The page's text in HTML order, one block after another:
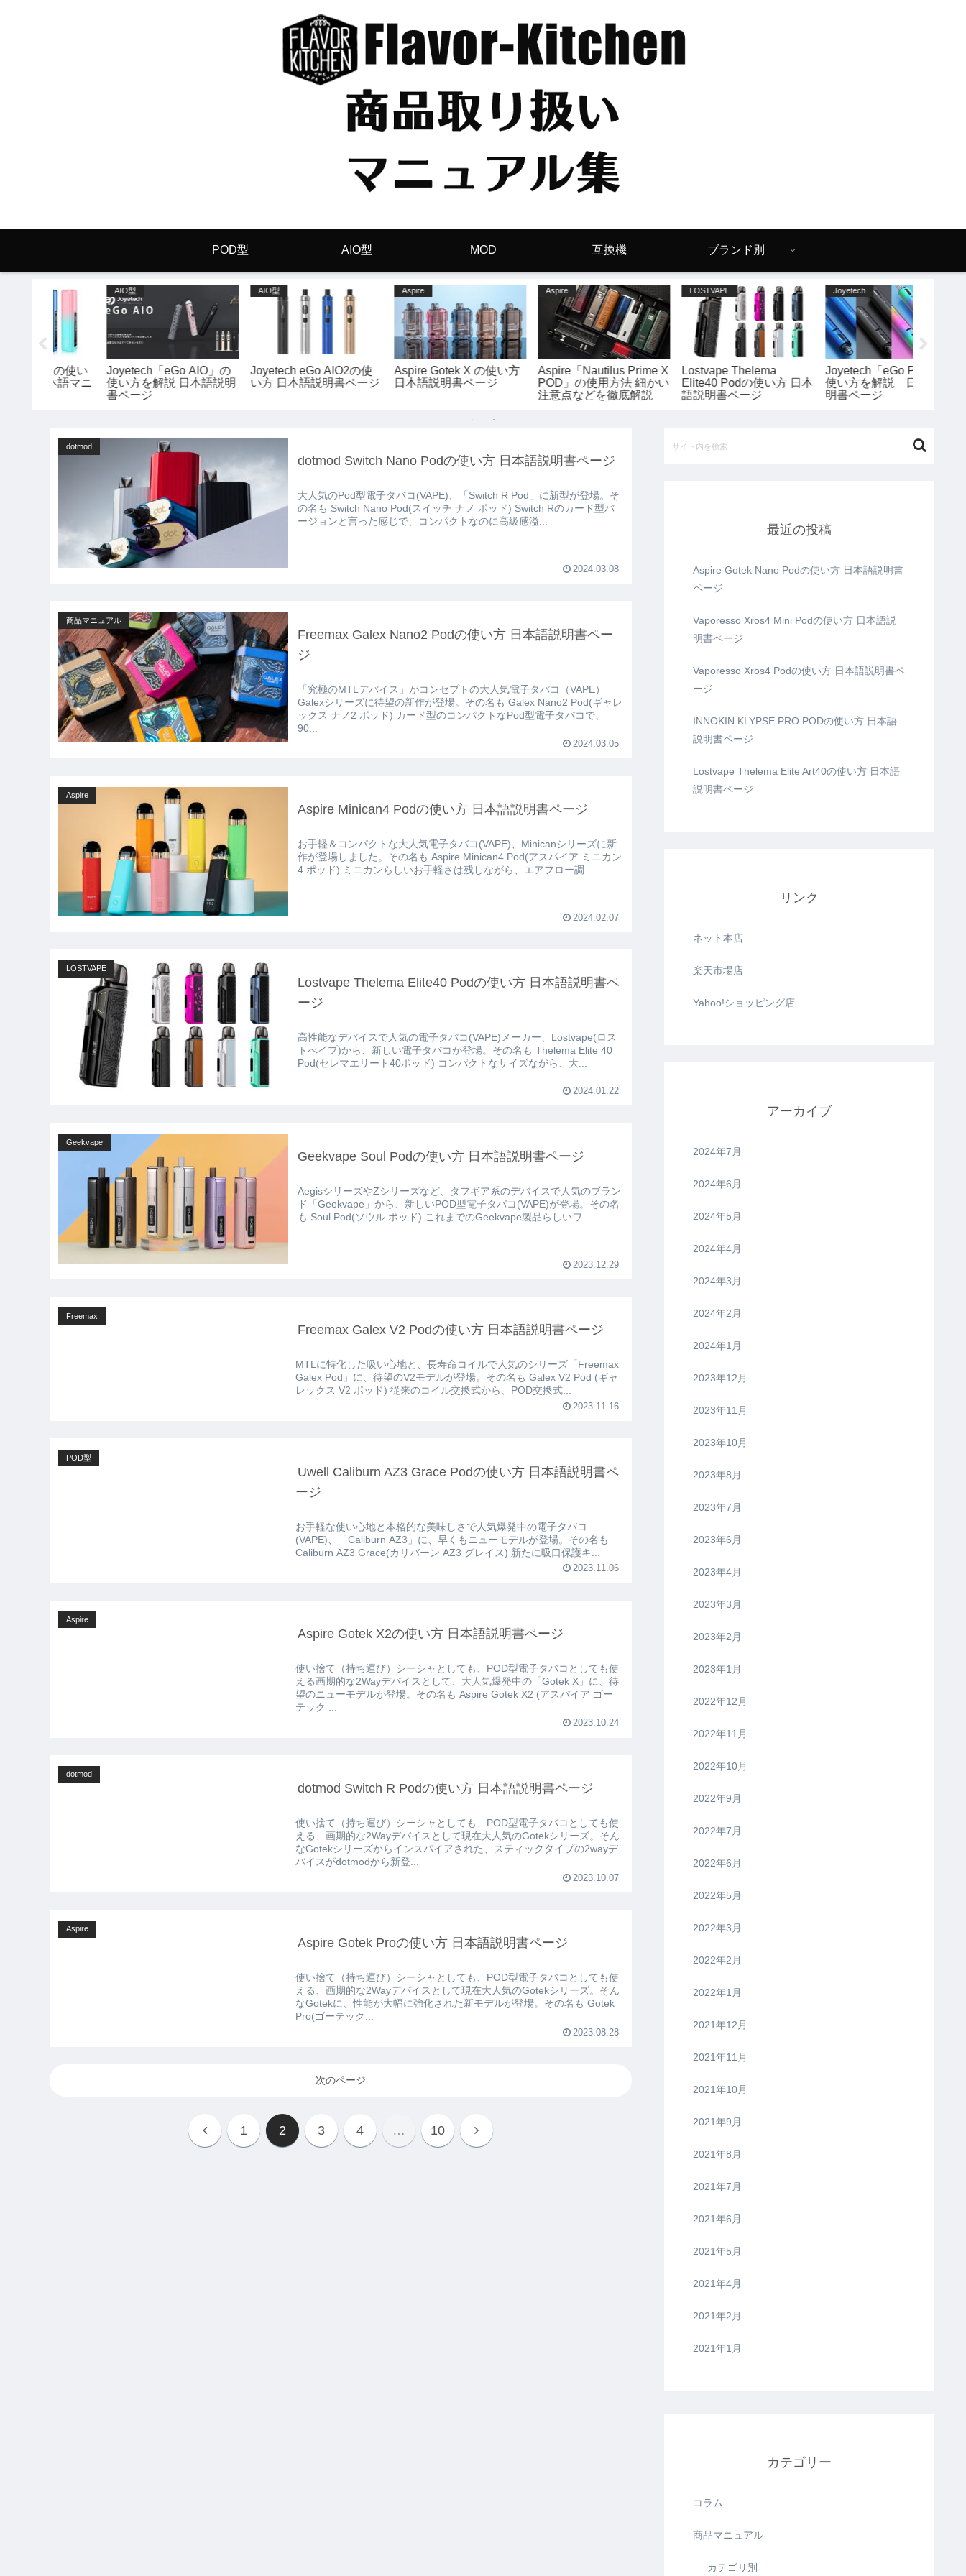
POD型 AIO型 MOD 互換機 ブランド別
Aspire
Aspire「Nautilus Prime X
POD」の使用方法 細かい
注意点などを徹底解説
Lostvape Thelema
Elite40 Podの使い方 日本
Joyetech「eGo POD」の
使い方を解説 日本語説
VooPoo DRAG NANO2
POD の使い方を徹底解説
日本語マニュアルページ
POD型
UWELL 「CALIBURN
KOKO POD」の使用方法
細かい注意点などを解説
Aspire
Aspire Gotek Sの使い方
日本語説明書ページ
dotmod
dotmod Switch Nano Podの使い方 日本語説明書ページ
大人気のPod型電子タバコ(VAPE)、「Switch R Pod」に新型が登場。そ
の名も Switch Nano Pod(スイッチ ナノ ポッド) Switch Rのカード型バ
ージョンと言った感じで、コンパクトなのに高級感溢...
2024.03.08
商品マニュアル
Freemax Galex Nano2 Podの使い方 日本語説明書ペー
ジ
「究極のMTLデバイス」がコンセプトの大人気電子タバコ（VAPE）
Galexシリーズに待望の新作が登場。その名も Galex Nano2 Pod(ギャレ
ックス ナノ2 ポッド) カード型のコンパクトなPod型電子タバコで、
90...
2024.03.05
Aspire
Aspire Minican4 Podの使い方 日本語説明書ページ
お手軽＆コンパクトな大人気電子タバコ(VAPE)、Minicanシリーズに新
作が登場しました。その名も Aspire Minican4 Pod(アスパイア ミニカン
4 ポッド) ミニカンらしいお手軽さは残しながら、エアフロー調...
2024.02.07
LOSTVAPE
Lostvape Thelema Elite40 Podの使い方 日本語説明書ペ
ージ
高性能なデバイスで人気の電子タバコ(VAPE)メーカー、Lostvape(ロス
トべイプ)から、新しい電子タバコが登場。その名も Thelema Elite 40
Pod(セレマエリート40ポッド) コンパクトなサイズながら、大...
2024.01.22
Geekvape
Geekvape Soul Podの使い方 日本語説明書ページ
AegisシリーズやZシリーズなど、タフギア系のデバイスで人気のブラン
ド「Geekvape」から、新しいPOD型電子タバコ(VAPE)が登場。その名
も Soul Pod(ソウル ポッド) これまでのGeekvape製品らしいワ...
2023.12.29
Freemax
Freemax Galex V2 Podの使い方 日本語説明書ページ
MTLに特化した吸い心地と、長寿命コイルで人気のシリーズ「Freemax
Galex Pod」に、待望のV2モデルが登場。その名も Galex V2 Pod (ギャ
レックス V2 ポッド) 従来のコイル交換式から、POD交換式...
2023.11.16
POD型
Uwell Caliburn AZ3 Grace Podの使い方 日本語説明書ペ
ージ
お手軽な使い心地と本格的な美味しさで人気爆発中の電子タバコ
(VAPE)、「Caliburn AZ3」に、早くもニューモデルが登場。その名も
Caliburn AZ3 Grace(カリバーン AZ3 グレイス) 新たに吸口保護キ...
2023.11.06
Aspire
Aspire Gotek X2の使い方 日本語説明書ページ
使い捨て（持ち運び）シーシャとしても、POD型電子タバコとしても使
える画期的な2Wayデバイスとして、大人気爆発中の「Gotek X」に、待
望のニューモデルが登場。その名も Aspire Gotek X2 (アスパイア ゴー
テック ...
2023.10.24
dotmod
dotmod Switch R Podの使い方 日本語説明書ページ
使い捨て（持ち運び）シーシャとしても、POD型電子タバコとしても使
える、画期的な2Wayデバイスとして現在大人気のGotekシリーズ。そん
なGotekシリーズからインスパイアされた、スティックタイプの2wayデ
バイスがdotmodから新登...
2023.10.07
Aspire
Aspire Gotek Proの使い方 日本語説明書ページ
使い捨て（持ち運び）シーシャとしても、POD型電子タバコとしても使
える、画期的な2Wayデバイスとして現在大人気のGotekシリーズ。そん
なGotekに、性能が大幅に強化された新モデルが登場。その名も Gotek
Pro(ゴーテック...
2023.08.28
次のページ
1 2 3 4 … 10
最近の投稿
Aspire Gotek Nano Podの使い方 日本語説明書
ページ
Vaporesso Xros4 Mini Podの使い方 日本語説
明書ページ
Vaporesso Xros4 Podの使い方 日本語説明書ペ
ージ
INNOKIN KLYPSE PRO PODの使い方 日本語
説明書ページ
Lostvape Thelema Elite Art40の使い方 日本語
説明書ページ
リンク
ネット本店
楽天市場店
Yahoo!ショッピング店
アーカイブ
2024年7月
2024年6月
2024年5月
2024年4月
2024年3月
2024年2月
2024年1月
2023年12月
2023年11月
2023年10月
2023年8月
2023年7月
2023年6月
2023年4月
2023年3月
2023年2月
2023年1月
2022年12月
2022年11月
2022年10月
2022年9月
2022年7月
2022年6月
2022年5月
2022年3月
2022年2月
2022年1月
2021年12月
2021年11月
2021年10月
2021年9月
2021年8月
2021年7月
2021年6月
2021年5月
2021年4月
2021年2月
2021年1月
カテゴリー
コラム
商品マニュアル
カテゴリ別